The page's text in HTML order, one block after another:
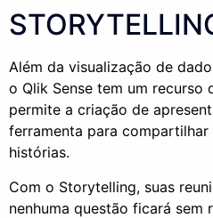
Além da visualização de
o Qlik Sense tem um recurso
permite a criação de
ferramenta para
histórias.
Com o Storytelling, suas
nenhuma questão ficará sem